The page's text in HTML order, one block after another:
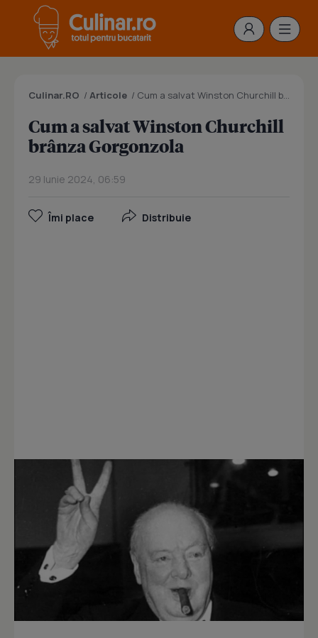
Culinar.RO / Articole / Cum a salvat Winston Churchill brânza Gorgonzola
Cum a salvat Winston Churchill
brânza Gorgonzola
29 Iunie 2024, 06:59
Îmi place Distribuie